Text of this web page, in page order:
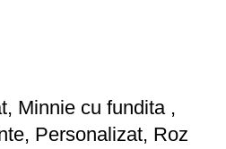
Minnie cu fundita ,
Personalizat, Roz